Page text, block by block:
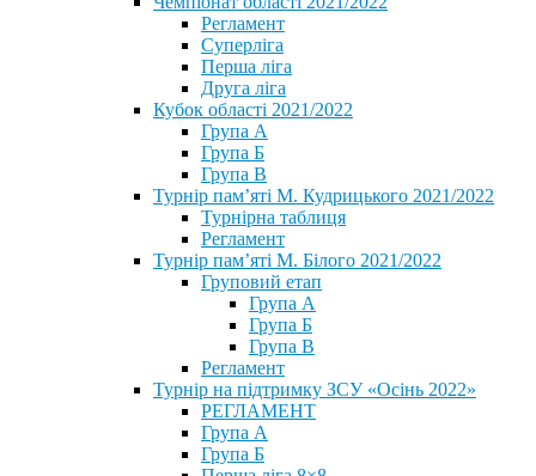
Регламент
Суперліга
Перша ліга
Друга ліга
Кубок області 2021/2022
Група А
Група Б
Група В
Турнір пам’яті М. Кудрицького 2021/2022
Турнірна таблиця
Регламент
Турнір пам’яті М. Білого 2021/2022
Груповий етап
Група А
Група Б
Група В
Регламент
Турнір на підтримку ЗСУ «Осінь 2022»
РЕГЛАМЕНТ
Група А
Група Б